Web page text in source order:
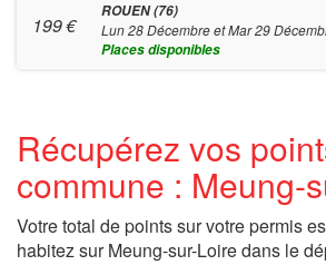
199€
ROUEN (76)
Lun 28 Décembre et Mar 29
Places disponibles
Récupérez vos
commune : Meung-
Votre total de points sur votre permis
habitez sur Meung-sur-Loire dans le